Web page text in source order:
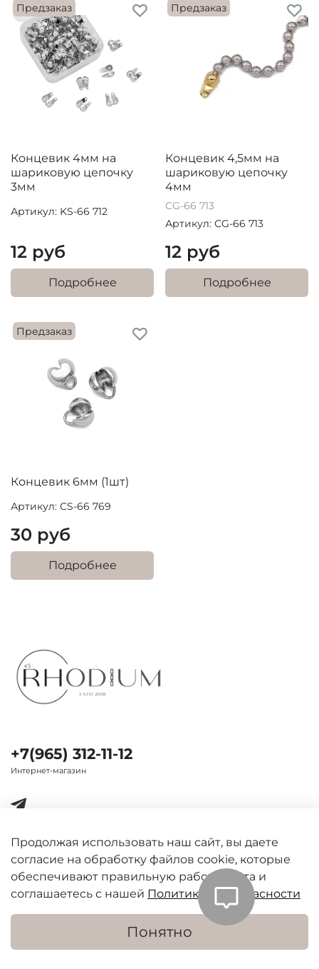
Предзаказ
Концевик 4мм на
шариковую цепочку
3мм
Артикул: KS-66 712
12 руб
Подробнее
Предзаказ
Концевик 4,5мм на
шариковую цепочку
4мм
CG-66 713
Артикул: СG-66 713
12 руб
Подробнее
Предзаказ
Концевик 6мм (1шт)
Артикул: CS-66 769
30 руб
Подробнее
Важная информация
+7(965) 312-11-12
Интернет-магазин
Продолжая использовать наш сайт, вы даете
согласие на обработку файлов cookie, которые
обеспечивают правильную работу сайта и
соглашаетесь с нашей Политикой безопасности
Понятно